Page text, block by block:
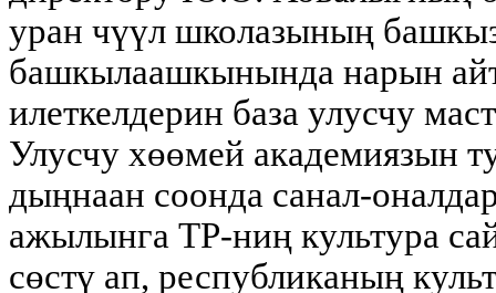
уран чүүл школазының
башкылаашкынында нарын
илеткелдерин база улусчу
Улусчу хөөмей академиязын
дыңнаан соонда санал-
ажылынга ТР-ниң культура
сөстү ап, республиканың